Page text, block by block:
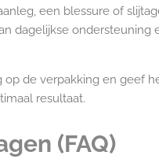
een blessure of
dagelijkse ondersteuning
op de verpakking en geef
resultaat.
(FAQ)